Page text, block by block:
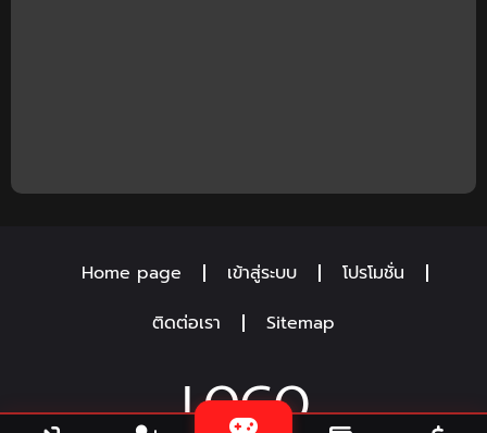
Home page เข้าสู่ระบบ
โปรโมชั่น
ติดต่อเรา
Sitemap